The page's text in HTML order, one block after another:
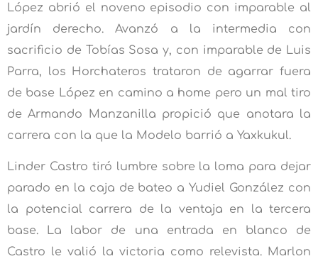
López abrió el noveno episodio con imparable al
jardín derecho. Avanzó a la intermedia con
sacrificio de Tobías Sosa y, con imparable de Luis
Parra, los Horchateros trataron de agarrar fuera
de base López en camino a home pero un mal tiro
de Armando Manzanilla propició que anotara la
carrera con la que la Modelo barrió a Yaxkukul.
Linder Castro tiró lumbre sobre la loma para dejar
parado en la caja de bateo a Yudiel González con
la potencial carrera de la ventaja en la tercera
base. La labor de una entrada en blanco de
Castro le valió la victoria como relevista. Marlon